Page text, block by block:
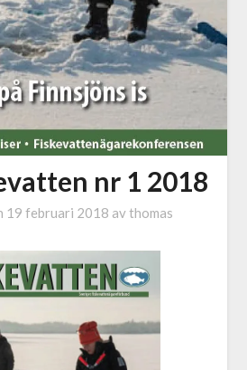
nr 1 2018
19 februari 2018 avthomas